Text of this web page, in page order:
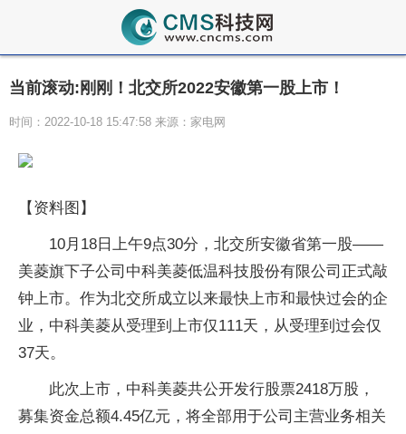
当前滚动:刚刚！北交所2022安徽第一股上市！
时间：2022-10-18 15:47:58 来源：家电网
【资料图】
10月18日上午9点30分，北交所安徽省第一股——
美菱旗下子公司中科美菱低温科技股份有限公司正式敲
钟上市。作为北交所成立以来最快上市和最快过会的企
业，中科美菱从受理到上市仅111天，从受理到过会仅
37天。
此次上市，中科美菱共公开发行股票2418万股，
募集资金总额4.45亿元，将全部用于公司主营业务相关